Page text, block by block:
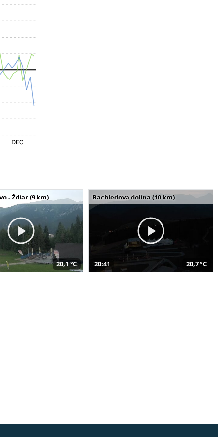
- Ždiar (9 km)
20,1 °C
Bachledova dolina (10 km)
20:41 20,7 °C